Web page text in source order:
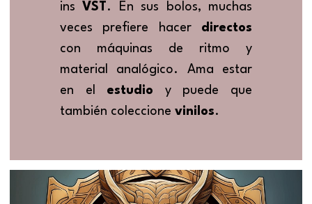
ins VST. En sus bolos, muchas
veces prefiere hacer
con máquinas de ritmo y
material analógico. Ama estar
en el estudio y puede que
también coleccione vinilos.